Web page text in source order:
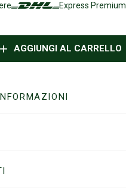
Express Premium
AGGIUNGI AL CARRELLO